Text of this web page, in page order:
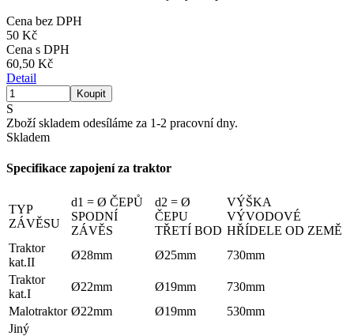
Cena bez DPH
50 Kč
Cena s DPH
60,50 Kč
Detail
S
Zboží skladem odesíláme za 1-2 pracovní dny.
Skladem
Specifikace zapojení za traktor
TYP
ZÁVĚSU
d1 = Ø ČEPŮ
SPODNÍ
ZÁVĚS
d2 = Ø
ČEPU
TŘETÍ BOD
VÝŠKA
VÝVODOVÉ
HŘÍDELE OD ZEMĚ
Traktor
kat.II
Ø28mm Ø25mm
730mm
Traktor
kat.I
Ø22mm Ø19mm
730mm
Malotraktor Ø22mm Ø19mm
530mm
Jiný